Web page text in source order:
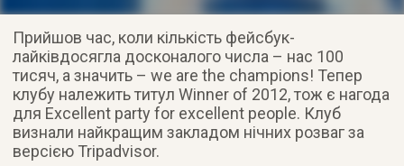
Прийшов час, коли кількість фейсбук-
лайківдосягла досконалого числа – нас 100
тисяч, а значить – we are the champions! Тепер
клубу належить титул Winner of 2012, тож є нагода
для Excellent party for excellent people. Клуб
визнали найкращим закладом нічних розваг за
версією Tripadvisor.